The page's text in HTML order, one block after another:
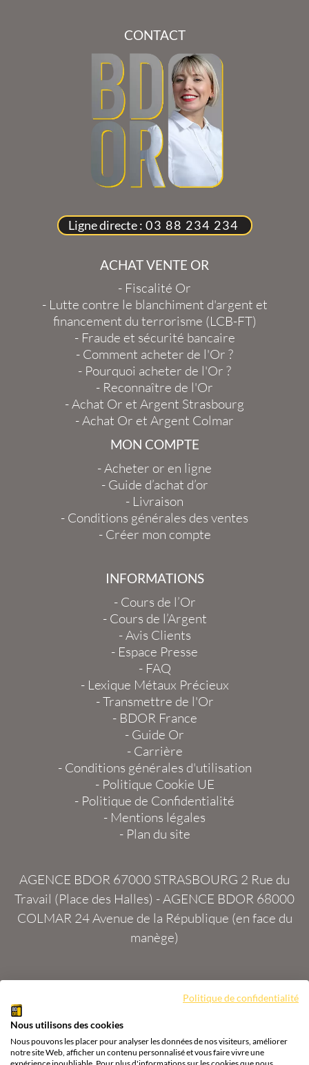
CONTACT
Ligne directe : 03 88 234 234
ACHAT VENTE OR
- Fiscalité Or
- Lutte contre le blanchiment d'argent et
financement du terrorisme (LCB-FT)
- Fraude et sécurité bancaire
- Comment acheter de l'Or ?
- Pourquoi acheter de l'Or ?
- Reconnaître de l'Or
-Achat Or et Argent Strasbourg
-Achat Or et Argent Colmar
MON COMPTE
-Acheter or en ligne
- Guide d’achat d’or
- Livraison
- Conditions générales des ventes
- Créer mon compte
INFORMATIONS
- Cours de l’Or
- Cours de l’Argent
-Avis Clients
- Espace Presse
- FAQ
- Lexique Métaux Précieux
-Transmettre de l'Or
- BDOR France
- Guide Or
- Carrière
- Conditions générales d'utilisation
- Politique Cookie UE
- Politique de Confidentialité
- Mentions légales
- Plan du site
AGENCE BDOR 67000 STRASBOURG 2 Rue du
Travail (Place des Halles) -AGENCE BDOR 68000
COLMAR 24 Avenue de la République (en face du
manège)
Tous droits réservés Agence BDOR ®
Cours or, achat
& vente or, argent
Politique de confidentialité
Nous utilisons des cookies
Nous pouvons les placer pour analyser les données de nos visiteurs, améliorer
notre site Web, afficher un contenu personnalisé et vous faire vivre une